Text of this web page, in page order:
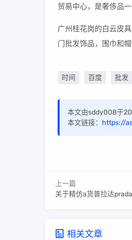
贸易中心，是奢侈品
广州桂花岗的白云皮
门批发饰品，围巾和
时间 百度 批发
本文由sddy008于
本文链接： https://
上一篇
关于精仿a货普拉达
相关文章